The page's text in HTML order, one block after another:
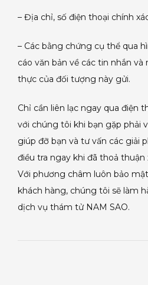
– Địa chỉ, số điện thoại chính
– Các bằng chứng cụ thể qua
cáo văn bản về các tin nhắn
thực của đối tượng này gửi.
Chỉ cần liên lạc ngay qua điện
với chúng tôi khi bạn gặp phải
giúp đỡ bạn và tư vấn các giải
điều tra ngay khi đã thoả
Với phương châm luôn bảo
khách hàng, chúng tôi sẽ làm
dịch vụ thám tử NAM SAO.